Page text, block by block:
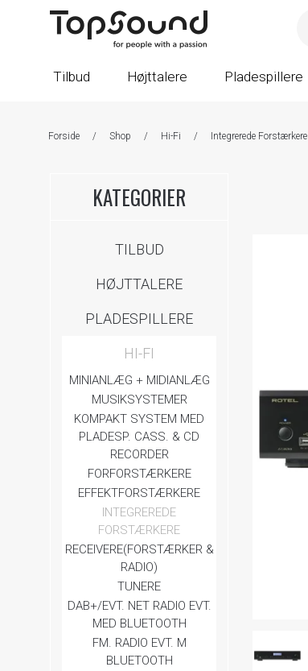
Tilbud Højttalere Pladespillere
Forside / Shop / Hi-Fi / Integrerede Forstærkere
KATEGORIER
TILBUD
HØJTTALERE
PLADESPILLERE
HI-FI
MINIANLÆG + MIDIANLÆG
MUSIKSYSTEMER
KOMPAKT SYSTEM MED
PLADESP. CASS. & CD
RECORDER
FORFORSTÆRKERE
EFFEKTFORSTÆRKERE
INTEGREREDE
FORSTÆRKERE
RECEIVERE(FORSTÆRKER &
RADIO)
TUNERE
DAB+/EVT. NET RADIO EVT.
MED BLUETOOTH
FM. RADIO EVT. M
BLUETOOTH